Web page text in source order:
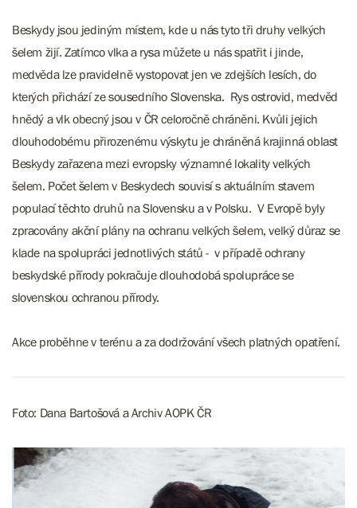
Beskydy jsou jediným místem, kde u nás tyto tři druhy velkých
šelem žijí. Zatímco vlka a rysa můžete u nás spatřit i jinde,
medvěda lze pravidelně vystopovat jen ve zdejších lesích, do
kterých přichází ze sousedního Slovenska. Rys ostrovid, medvěd
hnědý a vlk obecný jsou v ČR celoročně chráněni. Kvůli jejich
dlouhodobému přirozenému výskytu je chráněná krajinná oblast
Beskydy zařazena mezi evropsky významné lokality velkých
šelem. Počet šelem v Beskydech souvisí s aktuálním stavem
populací těchto druhů na Slovensku a v Polsku. V Evropě byly
zpracovány akční plány na ochranu velkých šelem, velký důraz se
klade na spolupráci jednotlivých států - v případě ochrany
beskydské přírody pokračuje dlouhodobá spolupráce se
slovenskou ochranou přírody.
Akce proběhne v terénu a za dodržování všech platných opatření.
Foto: Dana Bartošová a Archiv AOPK ČR